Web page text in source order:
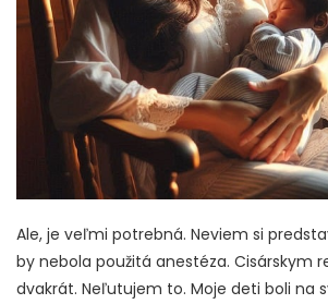
Ale, je veľmi potrebná. Neviem si
by nebola použitá anestéza. Cisárskym
dvakrát. Neľutujem to. Moje deti boli na